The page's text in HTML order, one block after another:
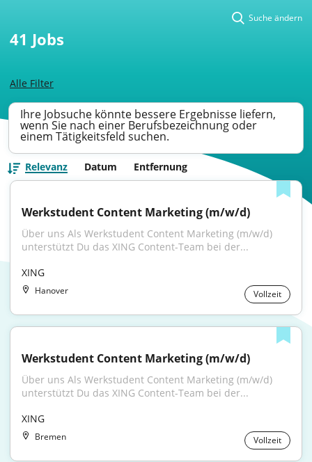
Alle Filter
Suche ändern
41 Jobs
Ihre Jobsuche könnte bessere Ergebnisse liefern,
wenn Sie nach einer Berufsbezeichnung oder
einem Tätigkeitsfeld suchen.
Relevanz Datum Entfernung
Werkstudent Content Marketing (m/w/d)
Über uns Als Werkstudent Content Marketing (m/w/d)
unterstützt Du das XING Content-Team bei der...
XING
Hanover Vollzeit
Werkstudent Content Marketing (m/w/d)
Über uns Als Werkstudent Content Marketing (m/w/d)
unterstützt Du das XING Content-Team bei der...
XING
Bremen Vollzeit